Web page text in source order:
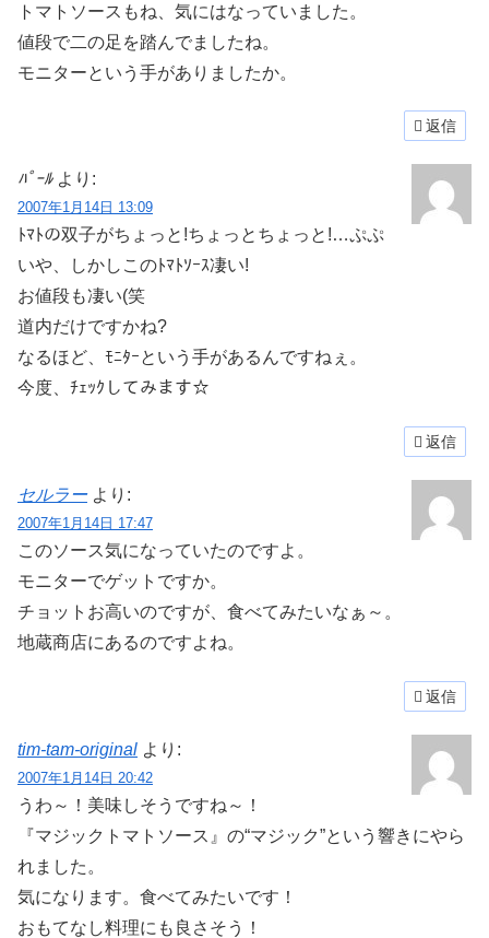
トマトソースもね、気にはなっていました。
値段で二の足を踏んでましたね。
モニターという手がありましたか。
返信
ﾊﾟｰﾙ より:
2007年1月14日 13:09
ﾄﾏﾄの双子がちょっと!ちょっとちょっと!…ぷぷ
いや、しかしこのﾄﾏﾄｿｰｽ凄い!
お値段も凄い(笑
道内だけですかね?
なるほど、ﾓﾆﾀｰという手があるんですねぇ。
今度、ﾁｪｯｸしてみます☆
返信
セルラー より:
2007年1月14日 17:47
このソース気になっていたのですよ。
モニターでゲットですか。
チョットお高いのですが、食べてみたいなぁ～。
地蔵商店にあるのですよね。
返信
tim-tam-original より:
2007年1月14日 20:42
うわ～！美味しそうですね～！
『マジックトマトソース』の“マジック”という響きにやら
れました。
気になります。食べてみたいです！
おもてなし料理にも良さそう！